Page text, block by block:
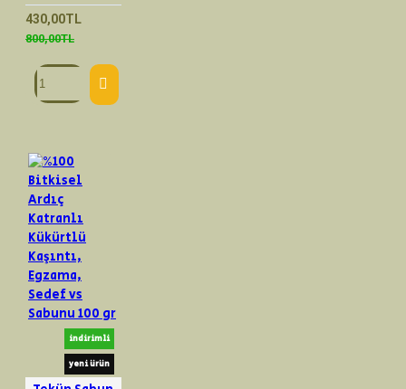
430,00TL
800,00TL
indirimli
yeni ürün